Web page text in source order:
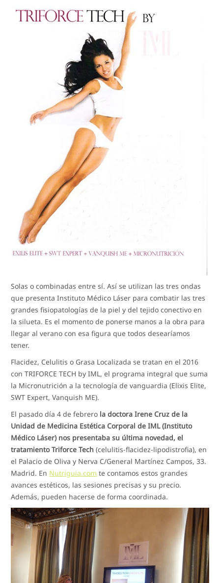
Solas o combinadas entre sí. Así se utilizan las tres ondas
que presenta Instituto Médico Láser para combatir las tres
grandes fisiopatologías de la piel y del tejido conectivo en
la silueta. Es el momento de ponerse manos a la obra para
llegar al verano con esa figura que todos desearíamos
tener.
Flacidez, Celulitis o Grasa Localizada se tratan en el 2016
con TRIFORCE TECH by IML, el programa integral que suma
la Micronutrición a la tecnología de vanguardia (Elixis Elite,
SWT Expert, Vanquish ME).
El pasado día 4 de febrero la doctora Irene Cruz de la
Unidad de Medicina Estética Corporal de IML (Instituto
Médico Láser) nos presentaba su última novedad, el
tratamiento Triforce Tech (celulitis-flacidez-lipodistrofia), en
el Palacio de Oliva y Nerva C/General Martínez Campos, 33.
Madrid. En Nutriguia.com te contamos estos grandes
avances estéticos, las sesiones precisas y su precio.
Además, pueden hacerse de forma coordinada.